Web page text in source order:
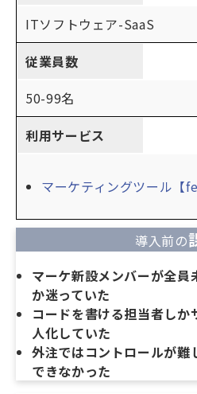
ITソフトウェア-SaaS
従業員数
50-99名
利用サービス
マーケティングツール【
導入前の
マーケ新設メンバーが全員
か迷っていた
コードを書ける担当者しか
人化していた
外注ではコントロールが難
できなかった